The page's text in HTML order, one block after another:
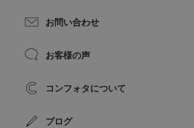
お問い合わせ
お客様の声
コンフォタについて
ブログ